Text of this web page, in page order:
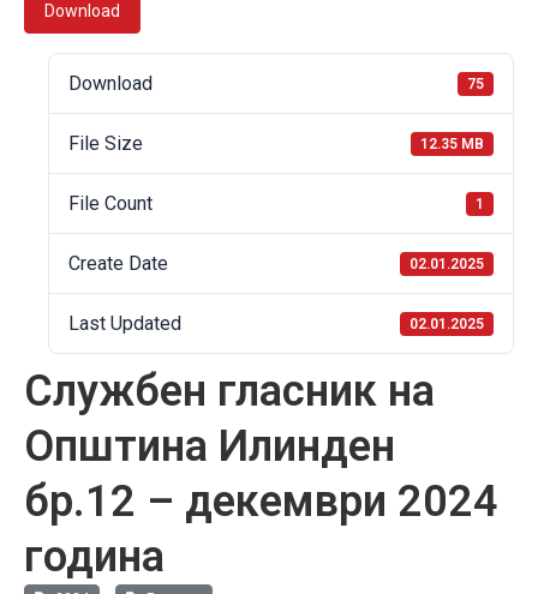
Download
Download 75
File Size 12.35 MB
File Count 1
Create Date 02.01.2025
Last Updated 02.01.2025
Службен гласник на
Општина Илинден
бр.12 – декември 2024
година